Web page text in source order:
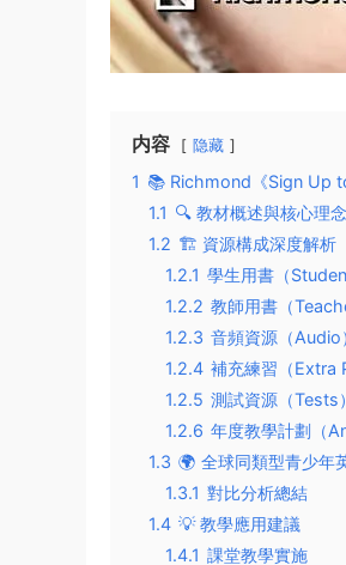
内容 隐藏
1 📚 Richmond《Sign Up
1.1 🔍 教材概述與核心理念
1.2 🏗️ 資源構成深度解析
1.2.1 學生用書（
1.2.2 教師用書（
1.2.3 音頻資源（Audio
1.2.4 補充練習（Extra
1.2.5 測試資源（Tests）
1.2.6 年度教學計劃（
1.3 🌍 全球同類型青少年
1.3.1 對比分析總結
1.4 💡 教學應用建議
1.4.1 課堂教學實施